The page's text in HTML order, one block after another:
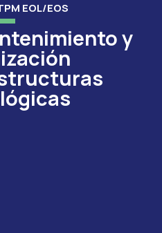
EOL/EOS
y